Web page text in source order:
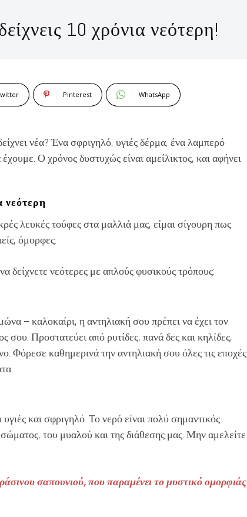
10 χρόνια νεότερη!
Pinterest WhatsApp
νέα? Ένα σφριγηλό, υγιές δέρμα, ένα λαμπερό
Ο χρόνος δυστυχώς είναι αμείλικτος, και αφήνει
νεότερη
λευκές τούφες στα μαλλιά μας, είμαι σίγουρη πως
όμορφες.
νεότερες με απλούς φυσικούς τρόπους:
– καλοκαίρι, η αντηλιακή σου πρέπει να έχει τον
Προστατεύει από ρυτίδες, πανά δες και κηλίδες,
Φόρεσε καθημερινά την αντηλιακή σου όλες τις εποχές
και σφριγηλό. Το νερό είναι πολύ σημαντικός
του μυαλού και της διάθεσης μας. Μην αμελείτε
σαπουνιού, που παραμένει το μυστικό ομορφιάς